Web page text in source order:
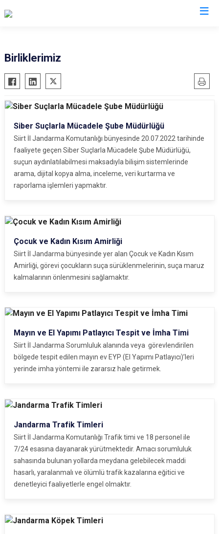
Birliklerimiz
Siber Suçlarla Mücadele Şube Müdürlüğü
Siirt İl Jandarma Komutanlığı bünyesinde 20.07.2022 tarihinde
faaliyete geçen Siber Suçlarla Mücadele Şube Müdürlüğü,
suçun aydınlatılabilmesi maksadıyla bilişim sistemlerinde
arama, dijital kopya alma, inceleme, veri kurtarma ve
raporlama işlemleri yapmaktır.
Çocuk ve Kadın Kısım Amirliği
Siirt İl Jandarma bünyesinde yer alan Çocuk ve Kadın Kısım
Amirliği, görevi çocukların suça sürüklenmelerinin, suça maruz
kalmalarının önlenmesini sağlamaktır.
Mayın ve El Yapımı Patlayıcı Tespit ve İmha Timi
Siirt İl Jandarma Sorumluluk alanında veya görevlendirilen
bölgede tespit edilen mayın ev EYP (El Yapımı Patlayıcı)’leri
yerinde imha yöntemi ile zararsız hale getirmek.
Jandarma Trafik Timleri
Siirt İl Jandarma Komutanlığı Trafik timi ve 18 personel ile
7/24 esasına dayanarak yürütmektedir. Amacı sorumluluk
sahasında bulunan yollarda meydana gelebilecek maddi
hasarlı, yaralanmalı ve ölümlü trafik kazalarına eğitici ve
denetleyici faaliyetlerle engel olmaktır.